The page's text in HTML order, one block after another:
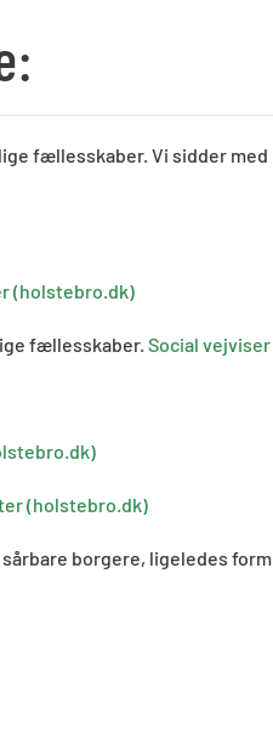
fællesskaber. Vi sidder
(holstebro.dk)
fællesskaber. Social
(holstebro.dk)
borgere, ligeledes